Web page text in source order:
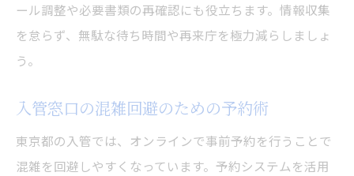
ール調整や必要書類の再確認にも役立ちます。情報収集
を怠らず、無駄な待ち時間や再来庁を極力減らしましょ
う。
入管窓口の混雑回避のための予約術
東京都の入管では、オンラインで事前予約を行うことで
混雑を回避しやすくなっています。予約システムを活用